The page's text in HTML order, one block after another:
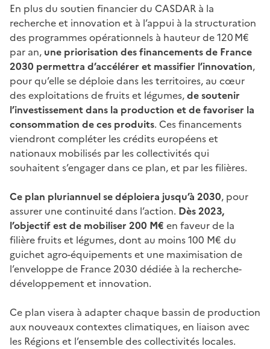
En plus du soutien financier du CASDAR à la
recherche et innovation et à l’appui à la structuration
des programmes opérationnels à hauteur de 120M€
par an, une priorisation des financements de France
2030 permettra d’accélérer et massifier l’innovation,
pour qu’elle se déploie dans les territoires, au cœur
des exploitations de fruits et légumes,de soutenir
l’investissement dans la production et de favoriser la
consommation de ces produits. Ces financements
viendront compléter les crédits européens et
nationaux mobilisés par les collectivités qui
souhaitent s’engager dans ce plan, et par les filières.
Ce plan pluriannuel se déploiera jusqu’à 2030, pour
assurer une continuité dans l’action. Dès 2023,
l’objectif est de mobiliser 200 M€ en faveur de la
filière fruits et légumes, dont au moins 100 M€ du
guichet agro-équipements et une maximisation de
l’enveloppe de France 2030 dédiée à la recherche-
développement et innovation.
Ce plan visera à adapter chaque bassin de production
aux nouveaux contextes climatiques, en liaison avec
les Régions et l’ensemble des collectivités locales.